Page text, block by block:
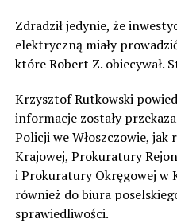
Zdradził jedynie, że
elektryczną miały
które Robert Z. obiecywał.
Krzysztof Rutkowski
informacje zostały
Policji we Włoszczowie,
Krajowej, Prokuratury
i Prokuratury Okręgowej w
również do biura
sprawiedliwości.